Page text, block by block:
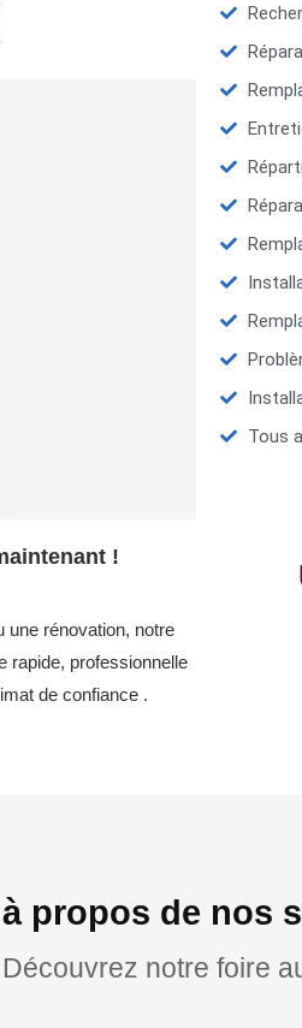
!
une rénovation, notre
rapide, professionnelle
de confiance .
Tous
propos de nos
Découvrez notre foire